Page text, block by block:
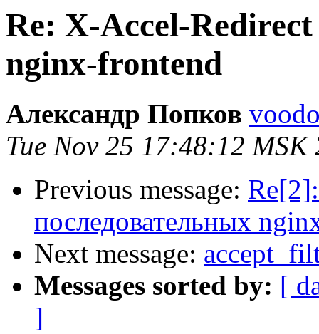
Re: X-Accel-
nginx-frontend
Александр Попков
Tue Nov 25 17:48:12 MSK
Previous message:
последовательных
Next message:
Messages sorted by: [
]